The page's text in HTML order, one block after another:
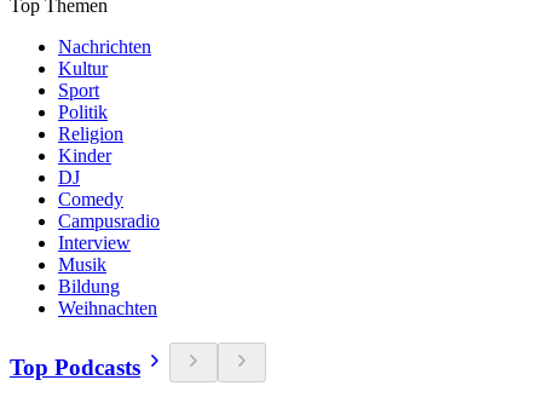
Top Themen
Nachrichten
Kultur
Sport
Politik
Religion
Kinder
DJ
Comedy
Campusradio
Interview
Musik
Bildung
Weihnachten
Top Podcasts